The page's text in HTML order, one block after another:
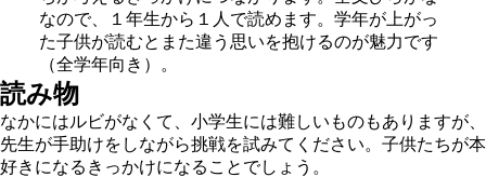
なので、１年生から１人で読めます。学年が上がっ
た子供が読むとまた違う思いを抱けるのが魅力です
（全学年向き）。
読み物
なかにはルビがなくて、小学生には難しいものもありますが、
先生が手助けをしながら挑戦を試みてください。子供たちが本
好きになるきっかけになることでしょう。